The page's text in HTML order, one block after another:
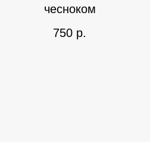
чесноком
750 р.